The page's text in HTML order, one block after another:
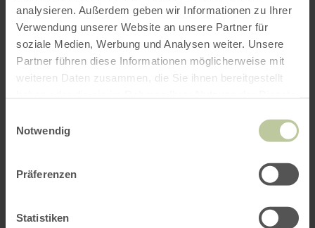
analysieren. Außerdem geben wir Informationen zu Ihrer
Verwendung unserer Website an unsere Partner für
soziale Medien, Werbung und Analysen weiter. Unsere
Partner führen diese Informationen möglicherweise mit
weiteren Daten zusammen, die Sie ihnen bereitgestellt
Notwendig
Präferenzen
Statistiken